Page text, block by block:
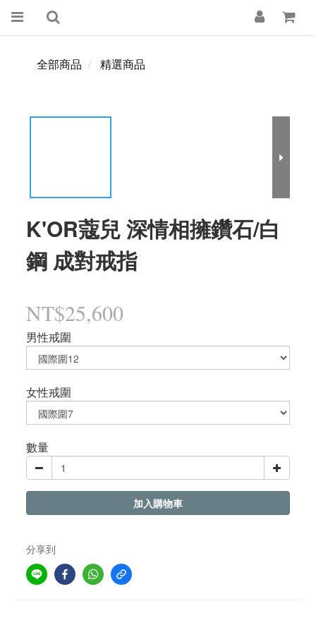
全部商品 精選商品
K'OR蔻兒 深情相擁鑽石/白
鋼 成對戒指
NT$25,600
男性戒圍
女性戒圍
數量
加入購物車
分享到